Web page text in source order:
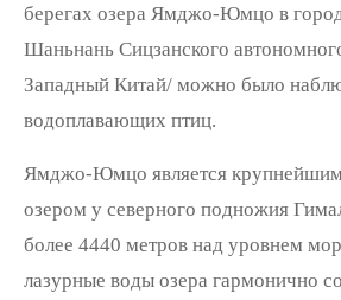
берегах озера Ямджо-Юмцо в
Шаньнань Сицзанского
Западный Китай/ можно было
водоплавающих птиц.
Ямджо-Юмцо является
озером у северного подножия
более 4440 метров над уровнем
лазурные воды озера гармонично